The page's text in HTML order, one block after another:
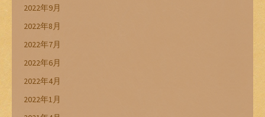
2022年9月
2022年8月
2022年7月
2022年6月
2022年4月
2022年1月